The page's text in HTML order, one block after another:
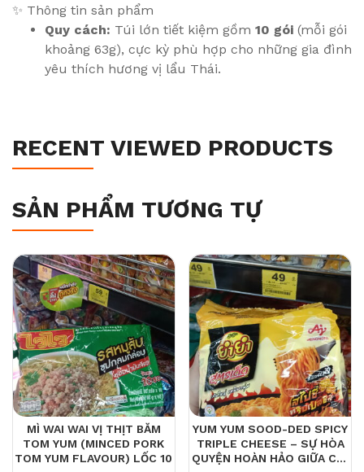
✨ Thông tin sản phẩm
Quy cách: Túi lớn tiết kiệm gồm 10 gói (mỗi gói
khoảng 63g), cực kỳ phù hợp cho những gia đình
yêu thích hương vị lẩu Thái.
RECENT VIEWED PRODUCTS
SẢN PHẨM TƯƠNG TỰ
MÌ WAI WAI VỊ THỊT BĂM
TOM YUM (MINCED PORK
TOM YUM FLAVOUR) LỐC 10
YUM YUM SOOD-DED SPICY
TRIPLE CHEESE – SỰ HÒA
QUYỆN HOÀN HẢO GIỮA CAY